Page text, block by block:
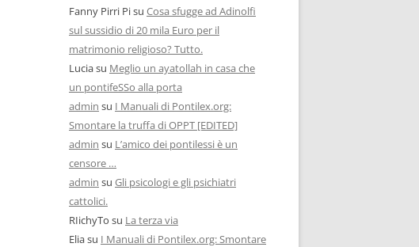
Fanny Pirri Pisu Cosa sfugge ad Adinolfi
sul sussidio di 20 mila Euro per il
matrimonio religioso? Tutto.
Luciasu Meglio un ayatollah in casa che
un pontifeSSo alla porta
admin su I Manuali di Pontilex.org:
Smontare la truffa di OPPT [EDITED]
admin su L’amico dei pontilessi è un
censore …
admin su Gli psicologi e gli psichiatri
cattolici.
RIichyTo su La terza via
Eliasu I Manuali di Pontilex.org: Smontare